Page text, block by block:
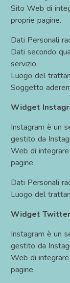
Sito Web di
proprie pagine.
Dati Personali
Dati secondo
servizio.
Luogo del
Soggetto
Widget
Instagram è un
gestito da
Web di
pagine.
Dati Personali
Luogo del
Widget
Instagram è un
gestito da
Web di
pagine.